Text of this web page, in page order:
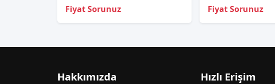
Fiyat Sorunuz Fiyat Sorunuz
Hakkımızda Hızlı Erişim